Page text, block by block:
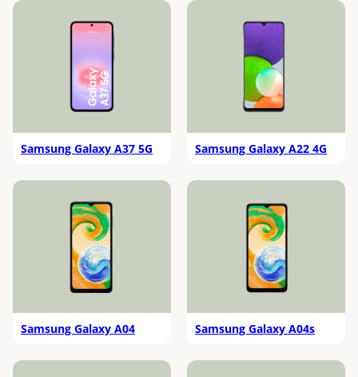
Samsung Galaxy A37 5G Samsung Galaxy A22 4G
Samsung Galaxy A04 Samsung Galaxy A04s